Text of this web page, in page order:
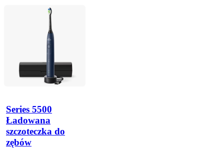
Series 5500
Ładowana
szczoteczka do
zębów